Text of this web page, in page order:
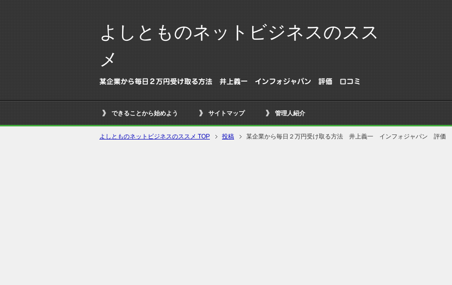
よしとものネットビジネスのスス
メ
某企業から毎日２万円受け取る方法 井上義一 インフォジャパン 評価 口コミ
できることから始めよう サイトマップ 管理人紹介
よしとものネットビジネスのススメ TOP 投稿 某企業から毎日２万円受け取る方法 井上義一 インフォジャパン 評価